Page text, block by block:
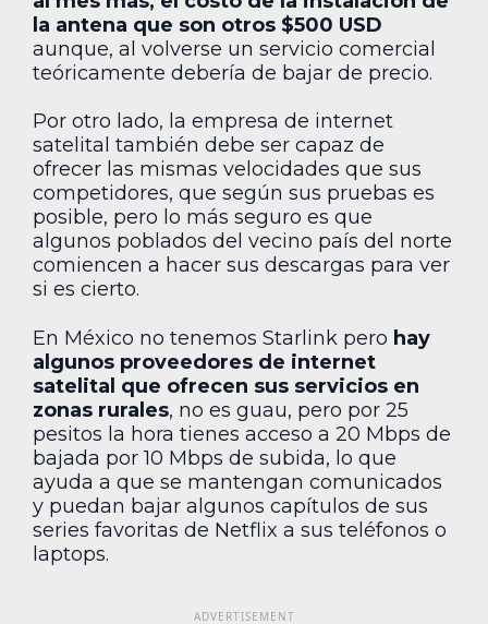
la antena que son otros $500 USD
aunque, al volverse un servicio comercial
teóricamente debería de bajar de precio.
Por otro lado, la empresa de internet
satelital también debe ser capaz de
ofrecer las mismas velocidades que sus
competidores, que según sus pruebas es
posible, pero lo más seguro es que
algunos poblados del vecino país del norte
comiencen a hacer sus descargas para ver
si es cierto.
En México no tenemos Starlink pero hay
algunos proveedores de internet
satelital que ofrecen sus servicios en
zonas rurales, no es guau, pero por 25
pesitos la hora tienes acceso a 20 Mbps de
bajada por 10 Mbps de subida, lo que
ayuda a que se mantengan comunicados
y puedan bajar algunos capítulos de sus
series favoritas de Netflix a sus teléfonos o
laptops.